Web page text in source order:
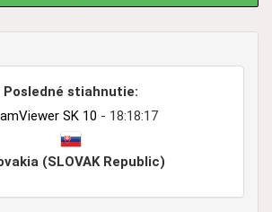
Posledné stiahnutie:
SK 10 - 18:18:17
(SLOVAK Republic)